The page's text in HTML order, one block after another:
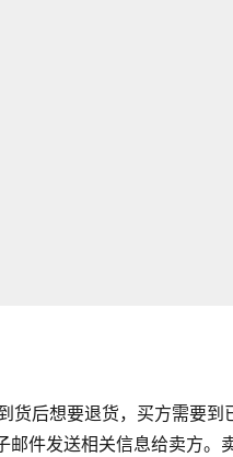
货后想要退货，买方需要
件发送相关信息给卖方。